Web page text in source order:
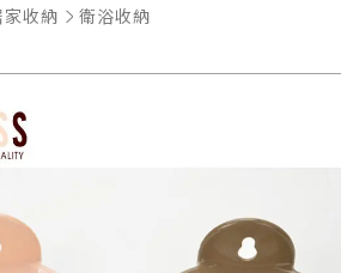
家收納 衛浴收納